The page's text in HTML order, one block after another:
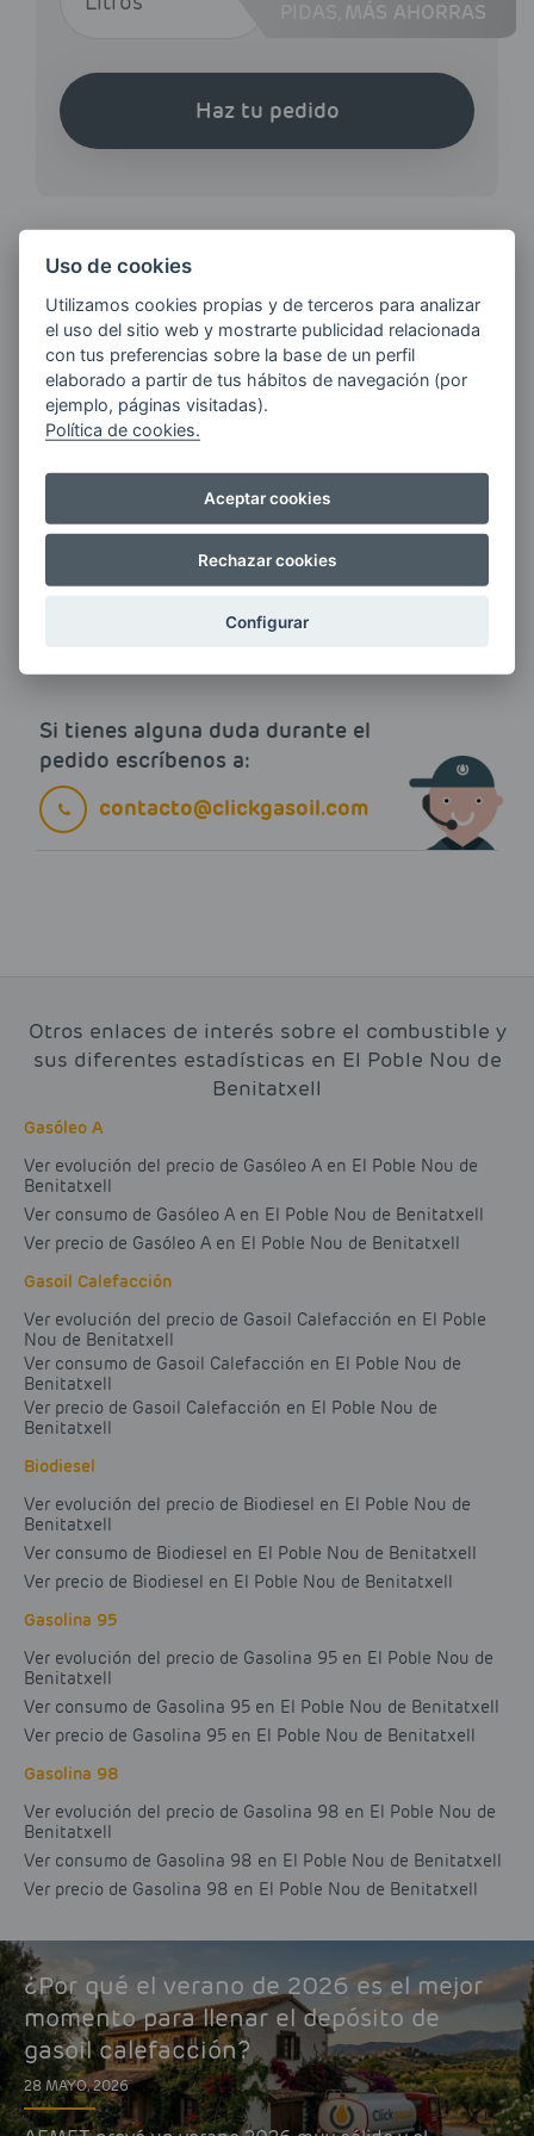
MÁS AHORRAS
Haz tu pedido
¿QUIERES ESTAR AL DÍA DE
LAS
ÚLTIMAS NOVEDADES?
E-MAIL
ENERGIAS por cualquier medio, incluido
Si tienes alguna duda durante el
pedido escríbenos a:
contacto@clickgasoil.com
Otros enlaces de interés sobre el combustible y
sus diferentes estadísticas en El Poble Nou de
Benitatxell
Gasóleo A
Ver evolución del precio de Gasóleo A en El Poble Nou de
Benitatxell
Ver consumo de Gasóleo A en El Poble Nou de Benitatxell
Ver precio de Gasóleo A en El Poble Nou de Benitatxell
Gasoil Calefacción
Ver evolución del precio de Gasoil Calefacción en El Poble
Nou de Benitatxell
Ver consumo de Gasoil Calefacción en El Poble Nou de
Benitatxell
Ver precio de Gasoil Calefacción en El Poble Nou de
Benitatxell
Biodiesel
Ver evolución del precio de Biodiesel en El Poble Nou de
Benitatxell
Ver consumo de Biodiesel en El Poble Nou de Benitatxell
Ver precio de Biodiesel en El Poble Nou de Benitatxell
Gasolina 95
Ver evolución del precio de Gasolina 95 en El Poble Nou de
Benitatxell
Ver consumo de Gasolina 95 en El Poble Nou de Benitatxell
Ver precio de Gasolina 95 en El Poble Nou de Benitatxell
Gasolina 98
Ver evolución del precio de Gasolina 98 en El Poble Nou de
Benitatxell
Ver consumo de Gasolina 98 en El Poble Nou de Benitatxell
Ver precio de Gasolina 98 en El Poble Nou de Benitatxell
¿Por qué el verano de 2026 es el mejor
momento para llenar el depósito de
gasoil calefacción?
28 MAYO, 2026
Uso de cookies
Utilizamos cookies propias y de terceros para analizar
el uso del sitio web y mostrarte publicidad relacionada
con tus preferencias sobre la base de un perfil
elaborado a partir de tus hábitos de navegación (por
ejemplo, páginas visitadas).
Política de cookies.
Aceptar cookies
Rechazar cookies
Configurar